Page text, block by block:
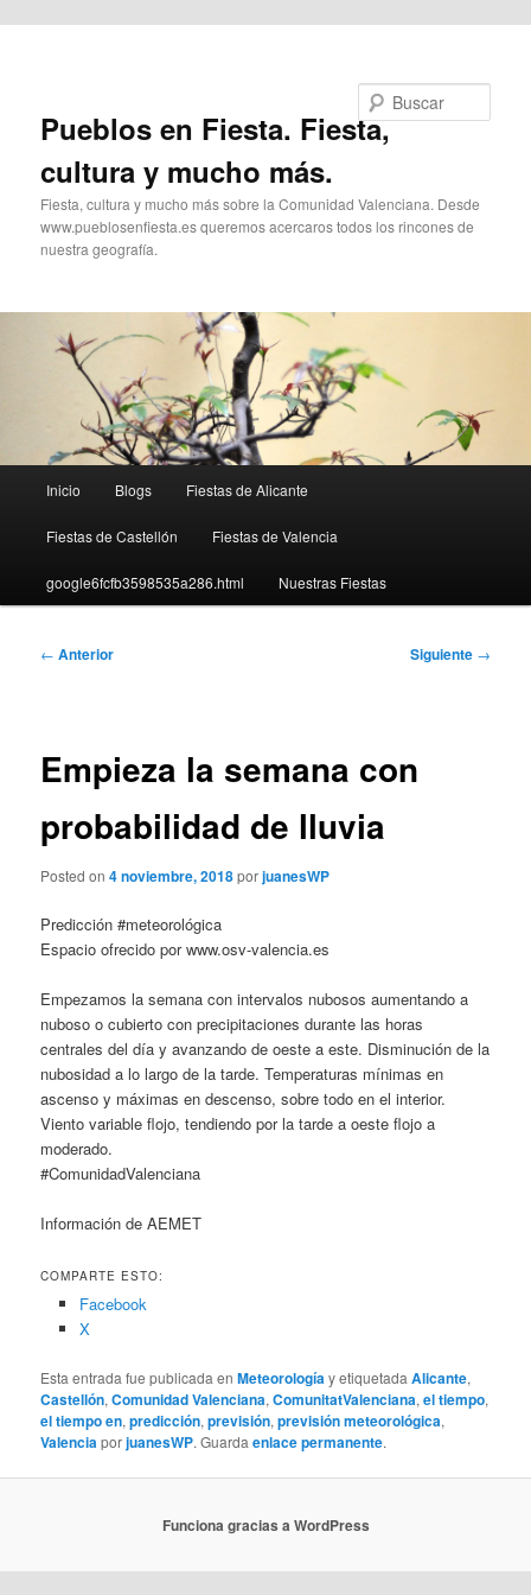
Pueblos en Fiesta. Fiesta,
cultura y mucho más.
Fiesta, cultura y mucho más sobre la Comunidad Valenciana. Desde
www.pueblosenfiesta.es queremos acercaros todos los rincones de
nuestra geografía.
principal
Inicio Blogs Fiestas de Alicante
Fiestas de Castellón Fiestas de Valencia
google6fcfb3598535a286.html Nuestras Fiestas
Navegación
← Anterior Siguiente →
Empieza la semana con
probabilidad de lluvia
Posted on4 noviembre, 2018porjuanesWP
Predicción #meteorológica
Espacio ofrecido por www.osv-valencia.es
Empezamos la semana con intervalos nubosos aumentando a
nuboso o cubierto con precipitaciones durante las horas
centrales del día y avanzando de oeste a este. Disminución de la
nubosidad a lo largo de la tarde. Temperaturas mínimas en
ascenso y máximas en descenso, sobre todo en el interior.
Viento variable flojo, tendiendo por la tarde a oeste flojo a
moderado.
#ComunidadValenciana
Información de AEMET
COMPARTE ESTO:
Facebook
X
Esta entrada fue publicada enMeteorología y etiquetadaAlicante,
Castellón,Comunidad Valenciana,ComunitatValenciana,el tiempo,
el tiempo en,predicción,previsión,previsión meteorológica,
Valencia porjuanesWP. Guardaenlace permanente.
Funciona gracias a WordPress